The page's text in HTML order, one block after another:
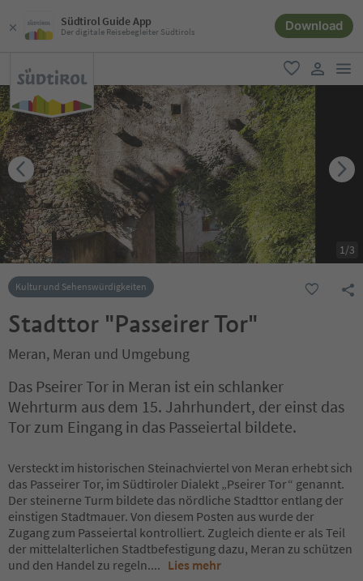
Südtirol Guide App
Der digitale Reisebegleiter Südtirols Download
favorit
user link
1/3
Kultur und Sehenswürdigkeiten
Stadttor "Passeirer Tor"
Meran, Meran und Umgebung
Das Pseirer Tor in Meran ist ein schlanker
Wehrturm aus dem 15. Jahrhundert, der einst das
Tor zum Eingang in das Passeiertal bildete.
Versteckt im historischen Steinachviertel von Meran erhebt sich
das Passeirer Tor, im Südtiroler Dialekt „Pseirer Tor“ genannt.
Der steinerne Turm bildete das nördliche Stadttor entlang der
einstigen Stadtmauer. Von diesem Posten aus wurde der
Zugang zum Passeiertal kontrolliert. Zugleich diente er als Teil
der mittelalterlichen Stadtbefestigung dazu, Meran zu schützen
und den Handel zu regeln.... Lies mehr